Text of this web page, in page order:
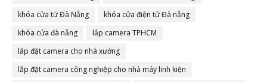
khóa cửa từ Đà Nẵng
khóa cửa điện tử Đà nẵng
khóa cửa đà nẵng
lắp camera TPHCM
lắp đặt camera cho nhà xưởng
lắp đặt camera công nghiệp cho nhà máy linh kiện